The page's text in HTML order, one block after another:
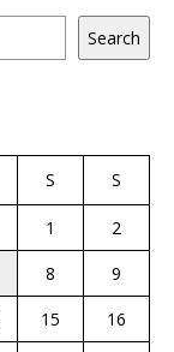
Search
S S
1
2
8
9
15
16